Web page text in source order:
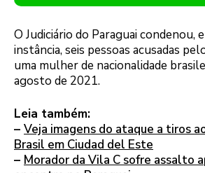
O Judiciário do Paraguai condenou,
instância, seis pessoas acusadas
uma mulher de nacionalidade
agosto de 2021.
Leia também:
– Veja imagens do ataque a tiros
Brasil em Ciudad del Este
– Morador da Vila C sofre assalto